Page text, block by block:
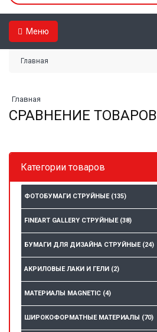
Меню
Главная
Главная
СРАВНЕНИЕ ТОВАРОВ
Категории товаров
ФОТОБУМАГИ СТРУЙНЫЕ (135)
FINEART GALLERY СТРУЙНЫЕ (38)
БУМАГИ ДЛЯ ДИЗАЙНА СТРУЙНЫЕ (24)
АКРИЛОВЫЕ ЛАКИ И ГЕЛИ (2)
МАТЕРИАЛЫ MAGNETIC (4)
ШИРОКОФОРМАТНЫЕ МАТЕРИАЛЫ (70)